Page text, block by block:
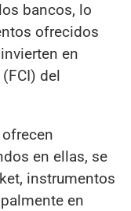
bancos, lo
ofrecidos
en
del
en ellas, se
instrumentos
en